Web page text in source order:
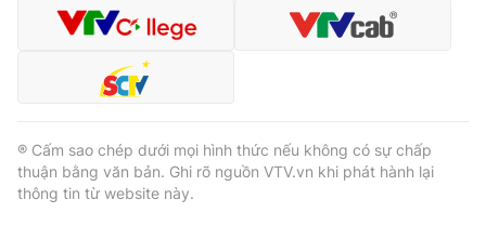
Email:toasoan@vtv.vn
Liên hệ quảng cáo:024-7300.7108
® Cấm sao chép dưới mọi hình thức nếu không có sự chấp
thuận bằng văn bản. Ghi rõ nguồn VTV.vn khi phát hành lại
thông tin từ website này.